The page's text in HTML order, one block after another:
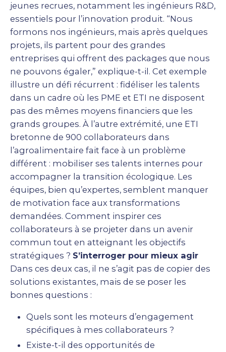
jeunes recrues, notamment les ingénieurs R&D,
essentiels pour l’innovation produit. “Nous
formons nos ingénieurs, mais après quelques
projets, ils partent pour des grandes
entreprises qui offrent des packages que nous
ne pouvons égaler,” explique-t-il. Cet exemple
illustre un défi récurrent : fidéliser les talents
dans un cadre où les PME et ETI ne disposent
pas des mêmes moyens financiers que les
grands groupes. À l’autre extrémité, une ETI
bretonne de 900 collaborateurs dans
l’agroalimentaire fait face à un problème
différent : mobiliser ses talents internes pour
accompagner la transition écologique. Les
équipes, bien qu’expertes, semblent manquer
de motivation face aux transformations
demandées. Comment inspirer ces
collaborateurs à se projeter dans un avenir
commun tout en atteignant les objectifs
stratégiques ? S’interroger pour mieux agir
Dans ces deux cas, il ne s’agit pas de copier des
solutions existantes, mais de se poser les
bonnes questions :
Quels sont les moteurs d’engagement
spécifiques à mes collaborateurs ?
Existe-t-il des opportunités de